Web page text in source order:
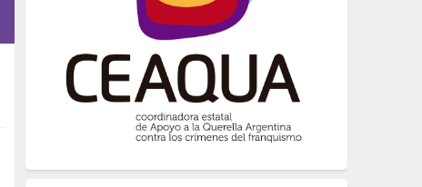
neofranquismo
(567)
Justicia Universal
Derechos Humanos
(522)
Nacionalcatolicismo
(514)